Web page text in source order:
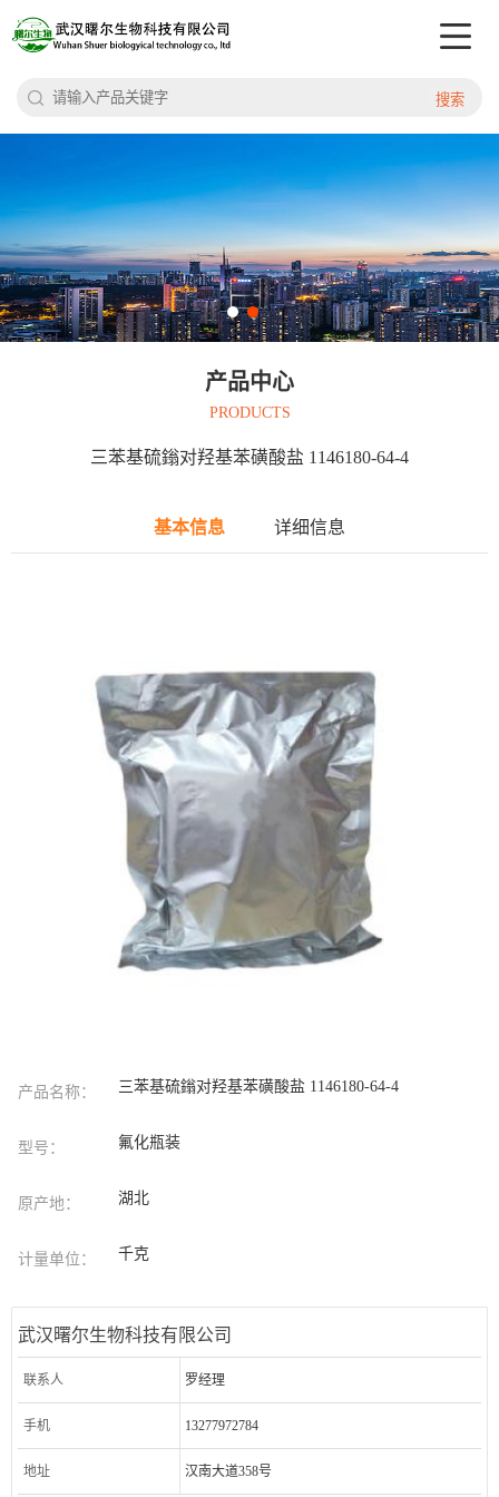
搜索
产品中心
PRODUCTS
三苯基硫鎓对羟基苯磺酸盐 1146180-64-4
基本信息 详细信息
产品名称： 三苯基硫鎓对羟基苯磺酸盐 1146180-64-4
型号： 氟化瓶装
原产地： 湖北
计量单位： 千克
武汉曙尔生物科技有限公司
联系人 罗经理
手机 13277972784
地址 汉南大道358号